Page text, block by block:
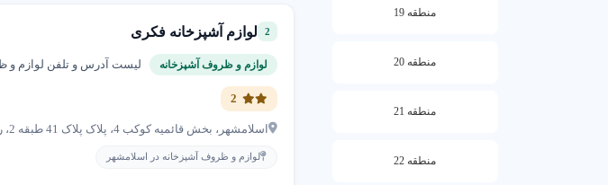
منطقه 19
منطقه 20
منطقه 21
منطقه 22
برندهای معتبر: دسترسی به برندهای باکیفیت با
چگونه بهترین لوازم آشپزخانه در تهران پیدا کنیم؟
برای یافتن بهترین فروشگاه لوازم آشپزخانه در
محصولات توجه کنید. پلتفرم شهر اینترنتی با
می کند.
2 لوازم آشپزخانه فکری
لوازم و ظروف آشپزخانه لیست آدرس و تلفن لوازم و
2
اسلامشهر، بخش قائمیه کوکب 4، پلاک پلاک 41 طبقه 2، ردیف 093
لوازم و ظروف آشپزخانه در اسلامشهر